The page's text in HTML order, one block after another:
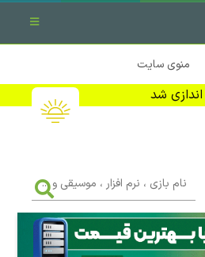
منوی سایت
اندازی شد
بازی
،
نرم
افزار
،
موسیقی